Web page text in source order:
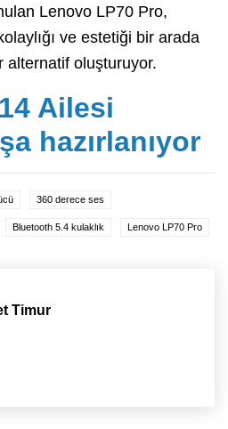
Lenovo LP70 Pro,
ve estetiği bir arada
alternatif oluşturuyor.
Ailesi
hazırlanıyor
360 derece ses
Bluetooth 5.4 kulaklık Lenovo LP70 Pro
Timur